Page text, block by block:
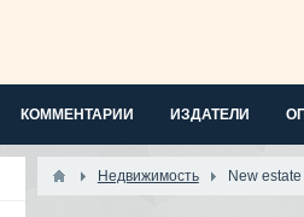
КОММЕНТАРИИ ИЗДАТЕЛИ
Недвижимость New